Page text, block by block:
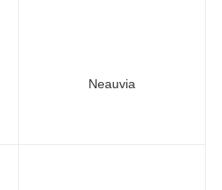
Neauvia